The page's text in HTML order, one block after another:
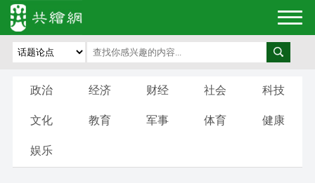
政治 经济 财经 社会 科技
文化 教育 军事 体育 健康
娱乐